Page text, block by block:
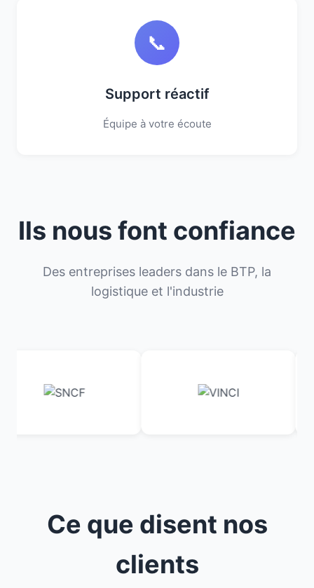
📞
Support réactif
Équipe à votre écoute
Ils nous font confiance
Des entreprises leaders dans le BTP, la
logistique et l'industrie
Ce que disent nos
clients